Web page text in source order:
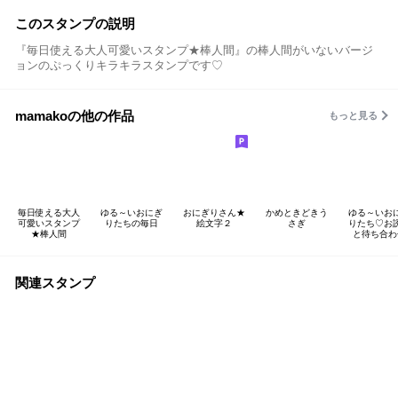
このスタンプの説明
『毎日使える大人可愛いスタンプ★棒人間』の棒人間がいないバージ
ョンのぷっくりキラキラスタンプです♡
mamakoの他の作品 もっと見る
毎日使える大人
可愛いスタンプ
★棒人間
ゆる～いおにぎ
りたちの毎日
おにぎりさん★
絵文字２
かめときどきう
さぎ
ゆる～いお
りたち♡お
と待ち合
関連スタンプ